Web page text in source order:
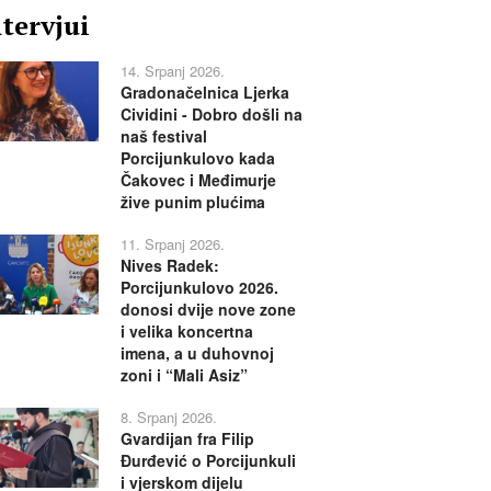
14. Srpanj 2026.
Gradonačelnica Ljerka
Cividini - Dobro došli na
naš festival
Porcijunkulovo kada
Čakovec i Međimurje
žive punim plućima
11. Srpanj 2026.
Nives Radek:
Porcijunkulovo 2026.
donosi dvije nove zone
i velika koncertna
imena, a u duhovnoj
zoni i “Mali Asiz”
8. Srpanj 2026.
Gvardijan fra Filip
Đurđević o Porcijunkuli
i vjerskom dijelu